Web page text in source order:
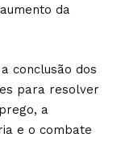
da
conclusão dos
para resolver
a
e o combate